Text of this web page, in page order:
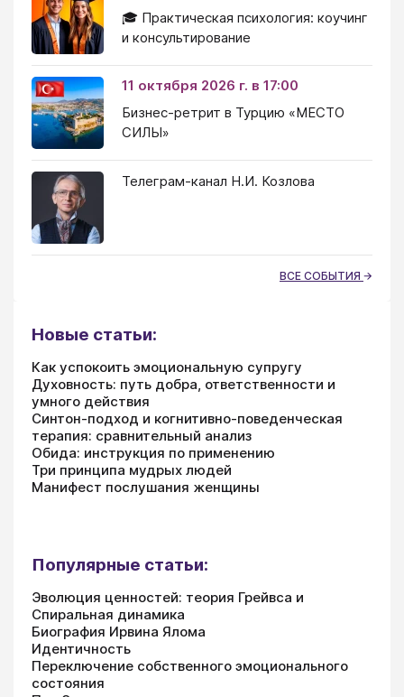
🎓 Практическая психология: коучинг
и консультирование
11 октября 2026 г. в 17:00
Бизнес-ретрит в Турцию «МЕСТО
СИЛЫ»
Телеграм-канал Н.И. Козлова
ВСЕ СОБЫТИЯ
Новые статьи:
Как успокоить эмоциональную супругу
Духовность: путь добра, ответственности и
умного действия
Синтон-подход и когнитивно-поведенческая
терапия: сравнительный анализ
Обида: инструкция по применению
Три принципа мудрых людей
Манифест послушания женщины
Популярные статьи:
Эволюция ценностей: теория Грейвса и
Спиральная динамика
Биография Ирвина Ялома
Идентичность
Переключение собственного эмоционального
состояния